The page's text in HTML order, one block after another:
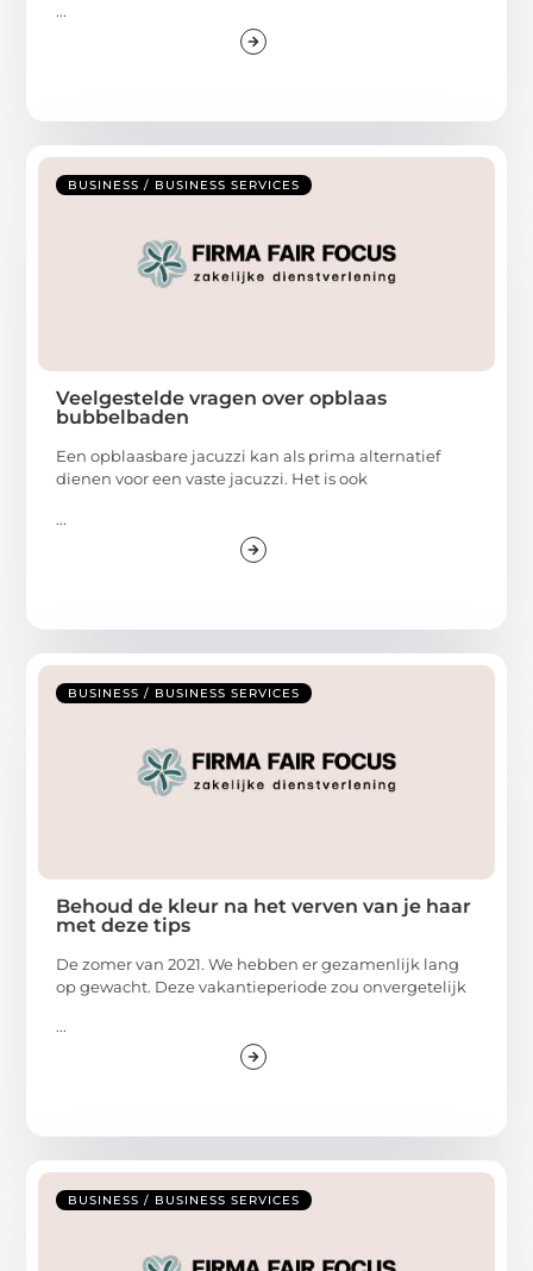
...
BUSINESS / BUSINESS SERVICES
Veelgestelde vragen over opblaas
bubbelbaden
Een opblaasbare jacuzzi kan als prima alternatief
dienen voor een vaste jacuzzi. Het is ook
...
BUSINESS / BUSINESS SERVICES
Behoud de kleur na het verven van je haar
met deze tips
De zomer van 2021. We hebben er gezamenlijk lang
op gewacht. Deze vakantieperiode zou onvergetelijk
...
BUSINESS / BUSINESS SERVICES